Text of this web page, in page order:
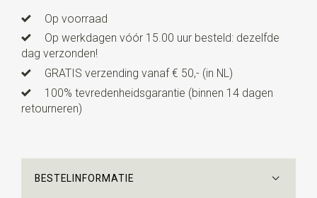
Op voorraad
Op werkdagen vóór 15.00 uur besteld: dezelfde
dag verzonden!
GRATIS verzending vanaf € 50,- (in NL)
100% tevredenheidsgarantie (binnen 14 dagen
retourneren)
BESTELINFORMATIE